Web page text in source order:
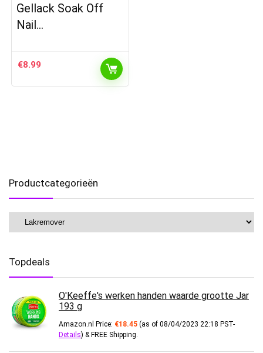
Gellack Soak Off
Nail…
€8.99
Productcategorieën
Topdeals
O'Keeffe's werken handen waarde grootte Jar
193 g
Amazon.nl Price: €18.45 (as of 08/04/2023 22:18 PST-
Details) & FREE Shipping